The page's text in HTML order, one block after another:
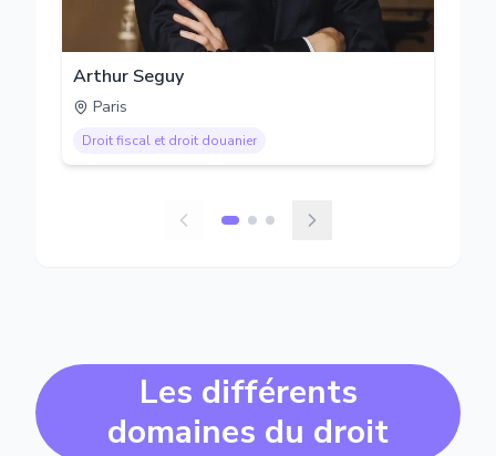
Arthur Seguy
Paris
Droit fiscal et droit douanier
Les différents
domaines du droit